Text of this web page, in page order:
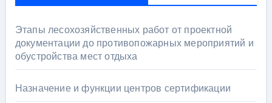
Этапы лесохозяйственных работ от проектной
документации до противопожарных мероприятий и
обустройства мест отдыха
Назначение и функции центров сертификации